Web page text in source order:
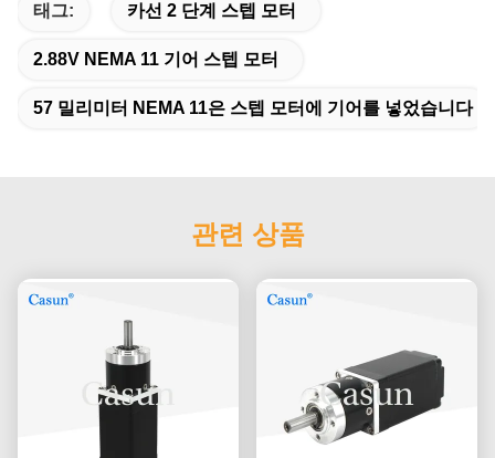
태그: 카선 2 단계 스텝 모터
2.88V NEMA 11 기어 스텝 모터
57 밀리미터 NEMA 11은 스텝 모터에 기어를 넣었습니다
관련 상품